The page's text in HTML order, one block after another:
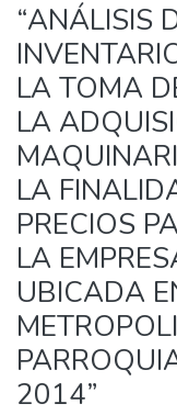
“ANÁLISIS
LA TOMA
LA
LA
PRECIOS
LA
UBICADA
2014”